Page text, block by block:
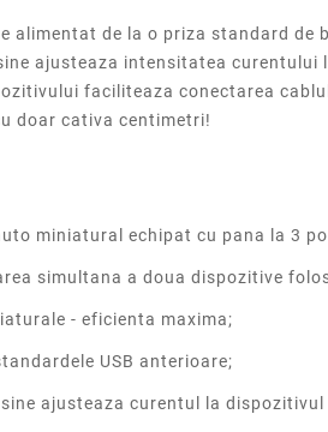
alimentat de la o priza standard de
ajusteaza intensitatea curentului
faciliteaza conectarea
doar cativa centimetri!
miniatural echipat cu pana la 3
simultana a doua dispozitive
- eficienta maxima;
USB anterioare;
ajusteaza curentul la